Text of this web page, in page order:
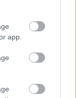
app.
ju
bývanie,